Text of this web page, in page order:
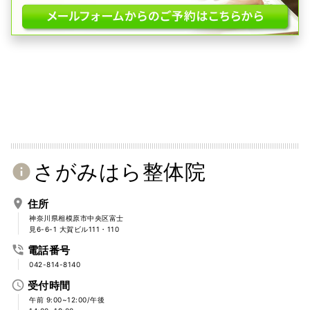
info さがみはら整体院
place 住所
神奈川県相模原市中央区富士
見6-6-1 大賀ビル111・110
phone_in_talk 電話番号
042-814-8140
access_time 受付時間
午前 9:00~12:00/午後